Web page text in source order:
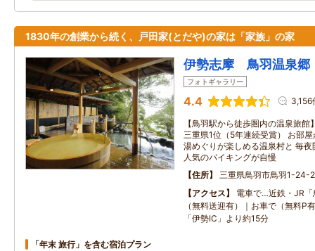
1830年の創業から続く、戸田家(とだや)の家は「家族」の家
伊勢志摩 鳥羽温泉
フォトギャラリー
4.4 3,156
【鳥羽駅から徒歩圏内の温泉旅
三重県1位（5年連続受賞） お部
湯めぐりが楽しめる温泉村と 毎
人気のバイキングが自慢
住所
三重県鳥羽市鳥羽1-24-
アクセス
電車で…近鉄・JR
（無料送迎有）｜お車で（無料P
「伊勢IC」より約15分
「年末 旅行」を含む宿泊プラン